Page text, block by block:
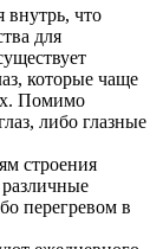
внутрь, что
для
которые чаще
Помимо
либо глазные
строения
перегревом в